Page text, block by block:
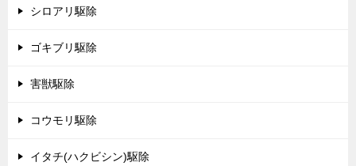
シロアリ駆除
ゴキブリ駆除
害獣駆除
コウモリ駆除
イタチ(ハクビシン)駆除